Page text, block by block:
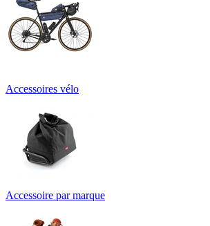
Accessoires vélo
Accessoire par marque